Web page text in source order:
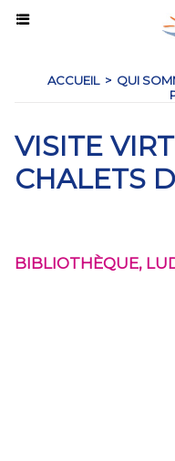
ACCUEIL > QUI
VISITE
CHALETS
BIBLIOTHÈQUE,